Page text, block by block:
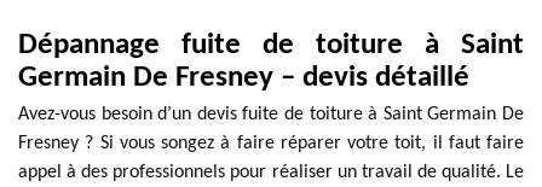
Dépannage fuite de toiture à Saint
Germain De Fresney – devis détaillé
Avez-vous besoin d’un devis fuite de toiture à Saint Germain De
Fresney ? Si vous songez à faire réparer votre toit, il faut faire
appel à des professionnels pour réaliser un travail de qualité. Le